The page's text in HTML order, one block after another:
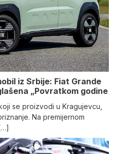
iz Srbije: Fiat Grande
„Povratkom godine
se proizvodi u Kragujevcu,
Na premijernom